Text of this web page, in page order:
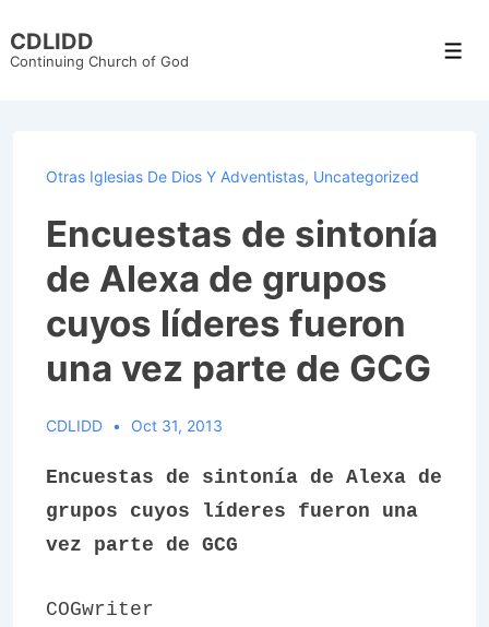
Skip
CDLIDD
Continuing Church of God
Otras Iglesias De Dios Y Adventistas, Uncategorized
Encuestas de sintonía
de Alexa de grupos
cuyos líderes fueron
una vez parte de GCG
CDLIDD Oct 31, 2013
Encuestas de sintonía de Alexa de
grupos cuyos líderes fueron una
vez parte de GCG
COGwriter